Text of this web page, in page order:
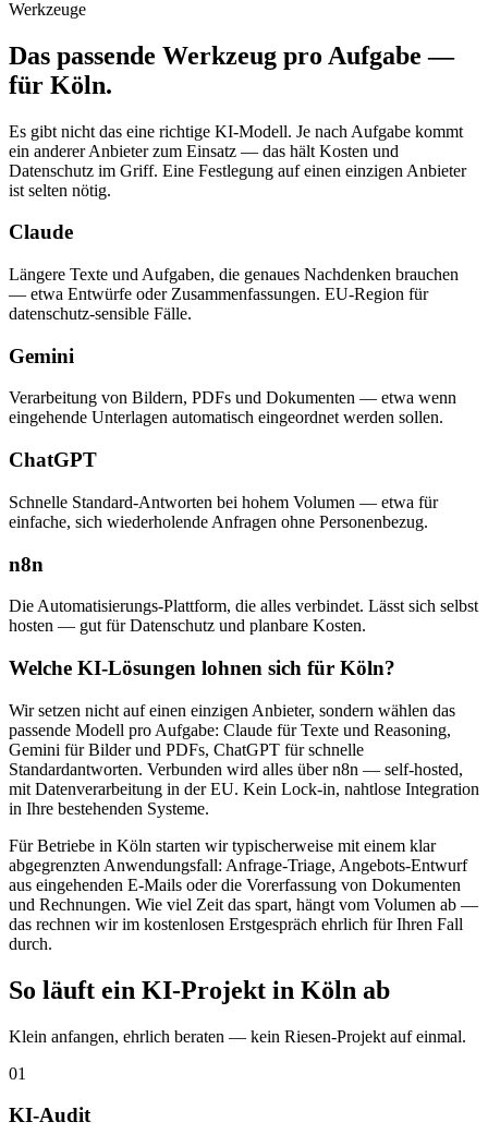
Werkzeuge
Das passende Werkzeug pro Aufgabe —
für Köln.
Es gibt nicht das eine richtige KI-Modell. Je nach Aufgabe kommt
ein anderer Anbieter zum Einsatz — das hält Kosten und
Datenschutz im Griff. Eine Festlegung auf einen einzigen Anbieter
ist selten nötig.
Claude
Längere Texte und Aufgaben, die genaues Nachdenken brauchen
— etwa Entwürfe oder Zusammenfassungen. EU-Region für
datenschutz-sensible Fälle.
Gemini
Verarbeitung von Bildern, PDFs und Dokumenten — etwa wenn
eingehende Unterlagen automatisch eingeordnet werden sollen.
ChatGPT
Schnelle Standard-Antworten bei hohem Volumen — etwa für
einfache, sich wiederholende Anfragen ohne Personenbezug.
n8n
Die Automatisierungs-Plattform, die alles verbindet. Lässt sich selbst
hosten — gut für Datenschutz und planbare Kosten.
Welche KI-Lösungen lohnen sich für Köln?
Wir setzen nicht auf einen einzigen Anbieter, sondern wählen das
passende Modell pro Aufgabe: Claude für Texte und Reasoning,
Gemini für Bilder und PDFs, ChatGPT für schnelle
Standardantworten. Verbunden wird alles über n8n — self-hosted,
mit Datenverarbeitung in der EU. Kein Lock-in, nahtlose Integration
in Ihre bestehenden Systeme.
Für Betriebe in Köln starten wir typischerweise mit einem klar
abgegrenzten Anwendungsfall: Anfrage-Triage, Angebots-Entwurf
aus eingehenden E-Mails oder die Vorerfassung von Dokumenten
und Rechnungen. Wie viel Zeit das spart, hängt vom Volumen ab —
das rechnen wir im kostenlosen Erstgespräch ehrlich für Ihren Fall
durch.
So läuft ein KI-Projekt in Köln ab
Klein anfangen, ehrlich beraten — kein Riesen-Projekt auf einmal.
01
KI-Audit